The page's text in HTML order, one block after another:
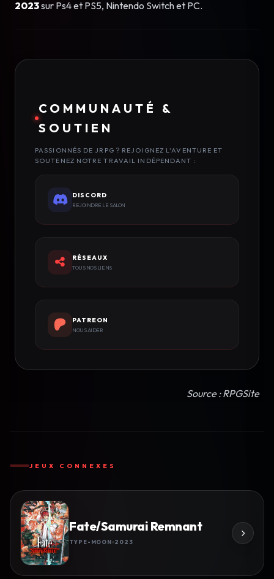
2023sur Ps4 et PS5, Nintendo Switch et PC.
COMMUNAUTÉ &
SOUTIEN
PASSIONNÉS DE JRPG ? REJOIGNEZ L'AVENTURE ET
SOUTENEZ NOTRE TRAVAIL INDÉPENDANT :
DISCORD
REJOINDRE LE SALON
RÉSEAUX
TOUS NOS LIENS
PATREON
NOUS AIDER
Source : RPGSite
JEUX CONNEXES
Fate/Samurai Remnant
TYPE-MOON 2023